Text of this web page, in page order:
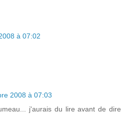
à 07:02
2008 à 07:03
j'aurais du lire avant de dire